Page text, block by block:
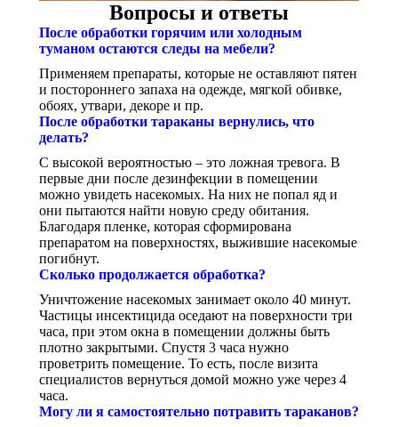
Вопросы и ответы
После обработки горячим или холодным
туманом остаются следы на мебели?
Применяем препараты, которые не оставляют пятен
и постороннего запаха на одежде, мягкой обивке,
обоях, утвари, декоре и пр.
После обработки тараканы вернулись, что
делать?
С высокой вероятностью – это ложная тревога. В
первые дни после дезинфекции в помещении
можно увидеть насекомых. На них не попал яд и
они пытаются найти новую среду обитания.
Благодаря пленке, которая сформирована
препаратом на поверхностях, выжившие насекомые
погибнут.
Сколько продолжается обработка?
Уничтожение насекомых занимает около 40 минут.
Частицы инсектицида оседают на поверхности три
часа, при этом окна в помещении должны быть
плотно закрытыми. Спустя 3 часа нужно
проветрить помещение. То есть, после визита
специалистов вернуться домой можно уже через 4
часа.
Могу ли я самостоятельно потравить тараканов?